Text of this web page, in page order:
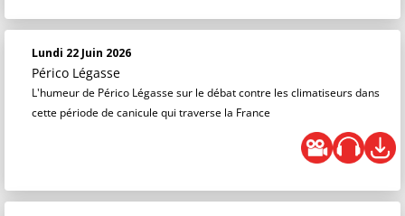
Lundi 22 Juin 2026
Périco Légasse
L'humeur de Périco Légasse sur le débat contre les climatiseurs dans
cette période de canicule qui traverse la France